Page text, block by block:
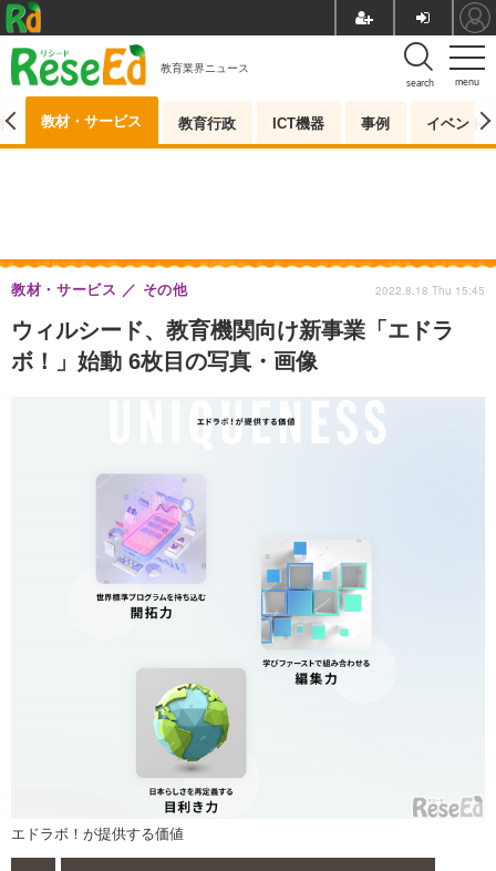
menu
search
教育業界ニュース
教材・サービス 教育行政 ICT機器 事例 イベント
ウィルシード、教育機関向け新事業「エドラ
ボ！」始動 6枚目の写真・画像
教材・サービス その他 2022.8.18 Thu 15:45
エドラボ！が提供する価値